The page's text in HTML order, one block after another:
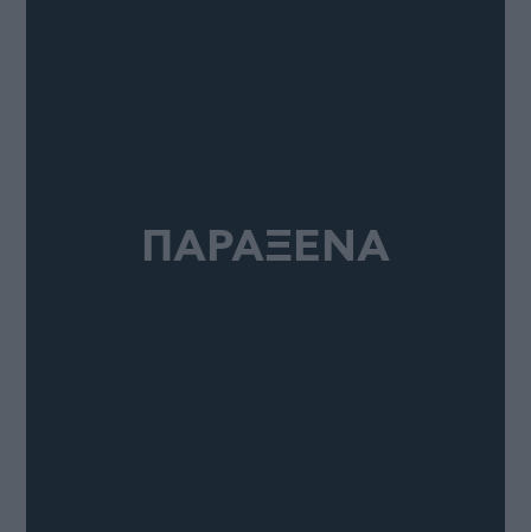
ΠΑΡΑΞΕΝΑ